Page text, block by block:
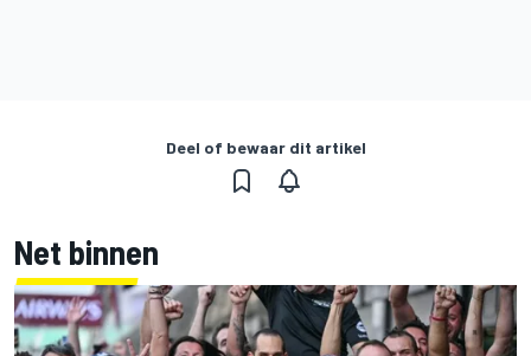
Deel of bewaar dit artikel
Net binnen